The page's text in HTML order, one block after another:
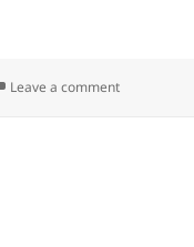
Leave a commenton Place